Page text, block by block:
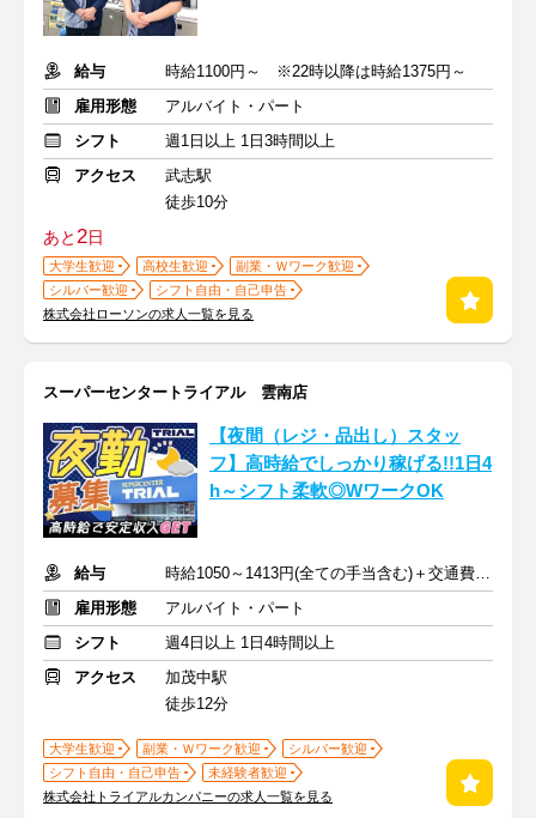
給与
時給1100円～ ※22時以降は時給1375円～
雇用形態
アルバイト・パート
シフト
週1日以上 1日3時間以上
アクセス
武志駅
徒歩10分
あと2日
大学生歓迎 高校生歓迎
副業・Ｗワーク歓迎
シルバー歓迎
シフト自由・自己申告
株式会社ローソンの求人一覧を見る
スーパーセンタートライアル 雲南店
【夜間（レジ・品出し）スタッ
フ】高時給でしっかり稼げる!!1日4
h～シフト柔軟◎WワークOK
給与
時給1050～1413円(全ての手当含む)＋交通費(月3万円まで)
雇用形態
アルバイト・パート
シフト
週4日以上 1日4時間以上
アクセス
加茂中駅
徒歩12分
大学生歓迎 副業・Ｗワーク歓迎
シルバー歓迎
シフト自由・自己申告
未経験者歓迎
株式会社トライアルカンパニーの求人一覧を見る